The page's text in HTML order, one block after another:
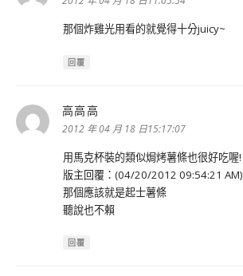
那個炸雞光用看的就覺得十分juicy~
回覆
高高高
示:
2012 年 04 月 18 日15:17:07
用馬克杯裝的類似焗烤薯條也很好吃喔!
版主回覆：(04/20/2012 09:54:21 AM)
那個應該就是起士薯條
聽說也不賴
回覆